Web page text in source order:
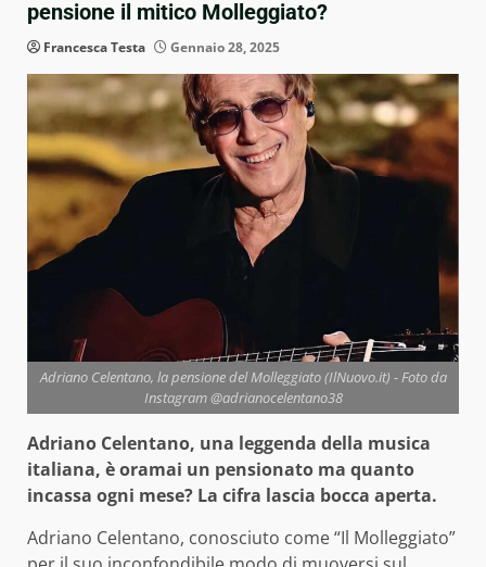
pensione il mitico Molleggiato?
Francesca Testa Gennaio 28, 2025
Adriano Celentano, la pensione del Molleggiato (IlNuovo.it) - Foto da
Instagram @adrianocelentano38
Adriano Celentano, una leggenda della musica
italiana, è oramai un pensionato ma quanto
incassa ogni mese? La cifra lascia bocca aperta.
Adriano Celentano, conosciuto come “Il Molleggiato”